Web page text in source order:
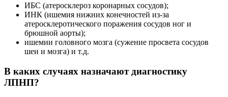
ИБС (атеросклероз коронарных сосудов);
ИНК (ишемия нижних конечностей из-за
атеросклеротического поражения сосудов ног и
брюшной аорты);
ишемии головного мозга (сужение просвета сосудов
шеи и мозга) и т.д.
В каких случаях назначают диагностику
ЛПНП?